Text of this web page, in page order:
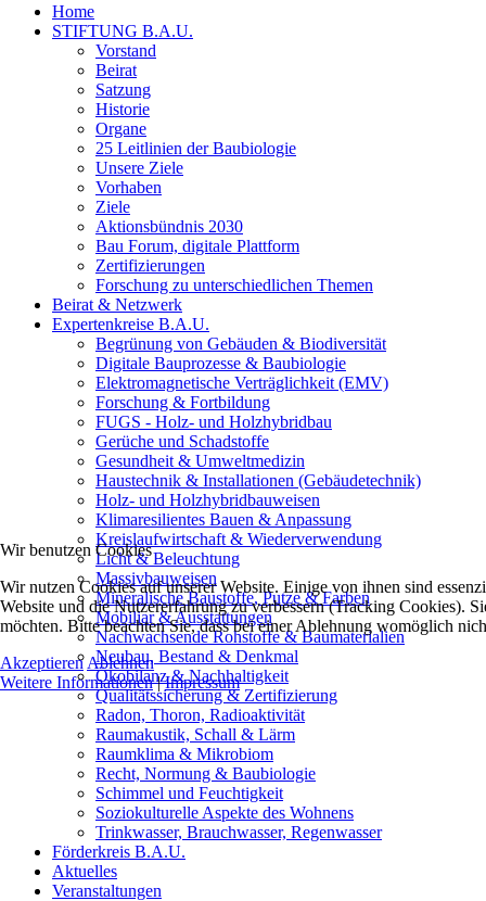
Home
STIFTUNG B.A.U.
Vorstand
Beirat
Satzung
Historie
Organe
25 Leitlinien der Baubiologie
Unsere Ziele
Vorhaben
Ziele
Aktionsbündnis 2030
Bau Forum, digitale Plattform
Zertifizierungen
Forschung zu unterschiedlichen Themen
Beirat & Netzwerk
Expertenkreise B.A.U.
Begrünung von Gebäuden & Biodiversität
Digitale Bauprozesse & Baubiologie
Elektromagnetische Verträglichkeit (EMV)
Forschung & Fortbildung
FUGS - Holz- und Holzhybridbau
Gerüche und Schadstoffe
Gesundheit & Umweltmedizin
Haustechnik & Installationen (Gebäudetechnik)
Holz- und Holzhybridbauweisen
Klimaresilientes Bauen & Anpassung
Kreislaufwirtschaft & Wiederverwendung
Licht & Beleuchtung
Massivbauweisen
Mineralische Baustoffe, Putze & Farben
Mobiliar & Ausstattungen
Nachwachsende Rohstoffe & Baumaterialien
Neubau, Bestand & Denkmal
Ökobilanz & Nachhaltigkeit
Qualitätssicherung & Zertifizierung
Radon, Thoron, Radioaktivität
Raumakustik, Schall & Lärm
Raumklima & Mikrobiom
Recht, Normung & Baubiologie
Schimmel und Feuchtigkeit
Soziokulturelle Aspekte des Wohnens
Trinkwasser, Brauchwasser, Regenwasser
Förderkreis B.A.U.
Aktuelles
Veranstaltungen
Wir benutzen Cookies
Wir nutzen Cookies auf unserer Website. Einige von ihnen sind
Website und die Nutzererfahrung zu verbessern (Tracking Cookies).
möchten. Bitte beachten Sie, dass bei einer Ablehnung womöglich
Akzeptieren Ablehnen
Weitere Informationen|Impressum